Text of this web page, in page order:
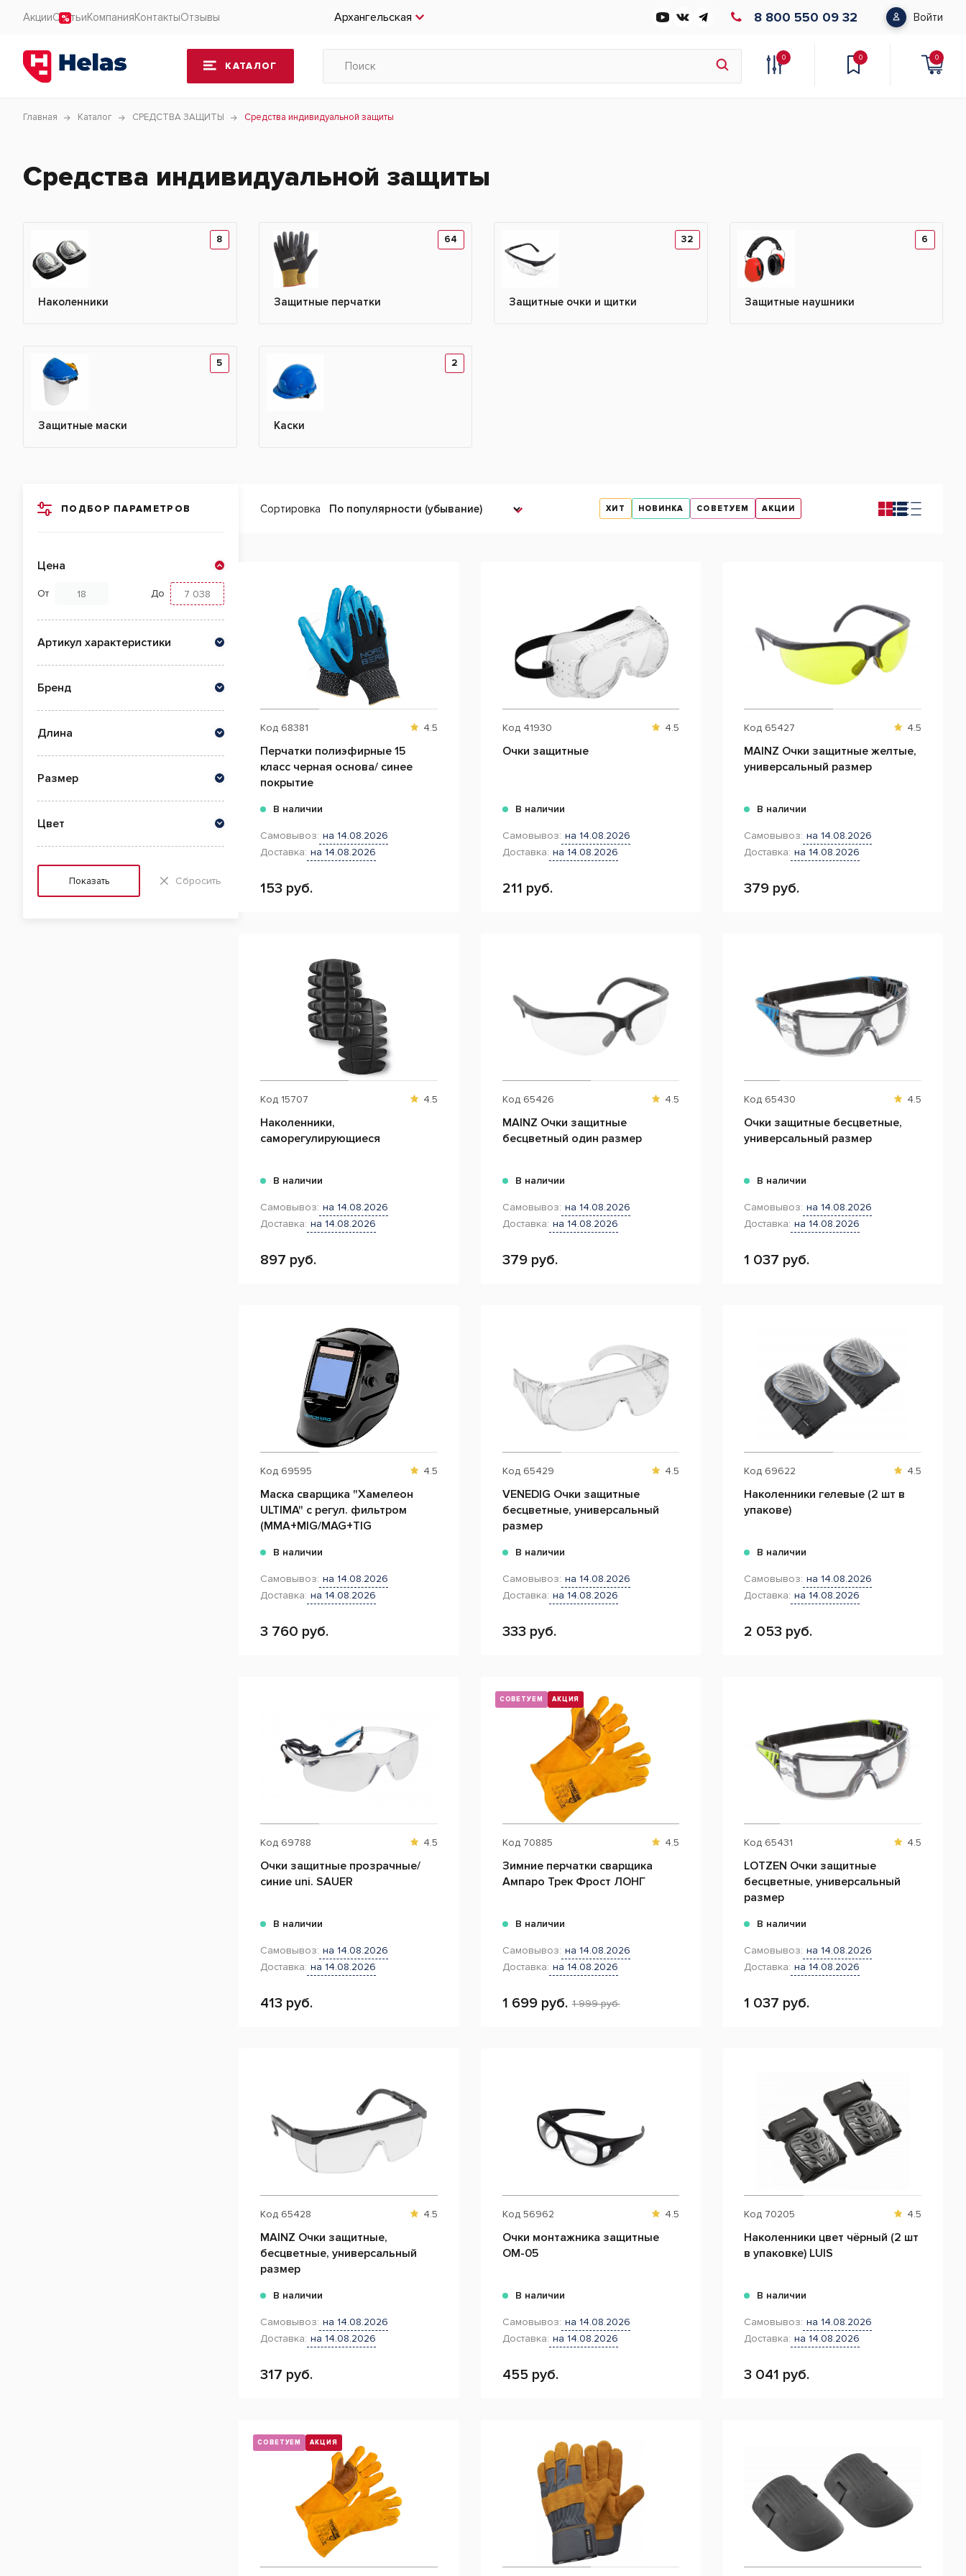
АкцииСтатьиКомпанияКонтактыОтзывы Архангельская 8 800 550 09 32 Войти
КАТАЛОГ
0 0 0
Главная Каталог СРЕДСТВА ЗАЩИТЫ Средства индивидуальной защиты
Средства индивидуальной защиты
8
Наколенники
64
Защитные перчатки
32
Защитные очки и щитки
6
Защитные наушники
5
Защитные маски
2
Каски
ПОДБОР ПАРАМЕТРОВ
Цена
От До
Артикул характеристики
Бренд
Длина
Размер
Цвет
Показать Сбросить
Сортировка ХИТ НОВИНКА СОВЕТУЕМ АКЦИИ
Код 68381 4.5
Перчатки полиэфирные 15
класс черная основа/ синее
покрытие
В наличии
Самовывоз: на 14.08.2026
Доставка: на 14.08.2026
153 руб.
Код 41930 4.5
Очки защитные
В наличии
Самовывоз: на 14.08.2026
Доставка: на 14.08.2026
211 руб.
Код 65427 4.5
MAINZ Очки защитные желтые,
универсальный размер
В наличии
Самовывоз: на 14.08.2026
Доставка: на 14.08.2026
379 руб.
Код 15707 4.5
Наколенники,
саморегулирующиеся
В наличии
Самовывоз: на 14.08.2026
Доставка: на 14.08.2026
897 руб.
Код 65426 4.5
MAINZ Очки защитные
бесцветный один размер
В наличии
Самовывоз: на 14.08.2026
Доставка: на 14.08.2026
379 руб.
Код 65430 4.5
Очки защитные бесцветные,
универсальный размер
В наличии
Самовывоз: на 14.08.2026
Доставка: на 14.08.2026
1 037 руб.
Код 69595 4.5
Маска сварщика "Хамелеон
ULTIMA" с регул. фильтром
(MMA+MIG/MAG+TIG
В наличии
Самовывоз: на 14.08.2026
Доставка: на 14.08.2026
3 760 руб.
Код 65429 4.5
VENEDIG Очки защитные
бесцветные, универсальный
размер
В наличии
Самовывоз: на 14.08.2026
Доставка: на 14.08.2026
333 руб.
Код 69622 4.5
Hаколенники гелевые (2 шт в
упакове)
В наличии
Самовывоз: на 14.08.2026
Доставка: на 14.08.2026
2 053 руб.
Код 69788 4.5
Очки защитные прозрачные/
синие uni. SAUER
В наличии
Самовывоз: на 14.08.2026
Доставка: на 14.08.2026
413 руб.
СОВЕТУЕМ АКЦИЯ
Код 70885 4.5
Зимние перчатки сварщика
Ампаро Трек Фрост ЛОНГ
В наличии
Самовывоз: на 14.08.2026
Доставка: на 14.08.2026
1 699 руб. 1 999 руб.
Код 65431 4.5
LOTZEN Очки защитные
бесцветные, универсальный
размер
В наличии
Самовывоз: на 14.08.2026
Доставка: на 14.08.2026
1 037 руб.
Код 65428 4.5
MAINZ Очки защитные,
бесцветные, универсальный
размер
В наличии
Самовывоз: на 14.08.2026
Доставка: на 14.08.2026
317 руб.
Код 56962 4.5
Очки монтажника защитные
ОМ-05
В наличии
Самовывоз: на 14.08.2026
Доставка: на 14.08.2026
455 руб.
Код 70205 4.5
Наколенники цвет чёрный (2 шт
в упаковке) LUIS
В наличии
Самовывоз: на 14.08.2026
Доставка: на 14.08.2026
3 041 руб.
СОВЕТУЕМ АКЦИЯ